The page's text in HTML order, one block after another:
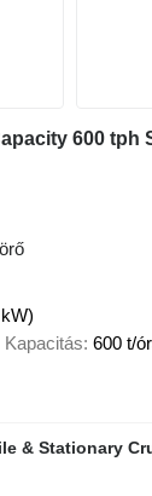
Kapacitás 600 t/